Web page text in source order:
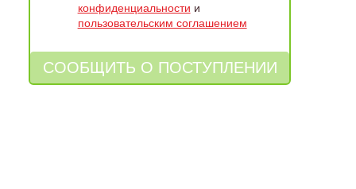
конфиденциальности и
пользовательским соглашением